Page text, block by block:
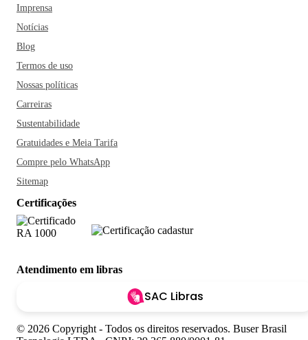
Imprensa
Notícias
Blog
Termos de uso
Nossas políticas
Carreiras
Sustentabilidade
Gratuidades e Meia Tarifa
Compre pelo WhatsApp
Sitemap
Certificações
Atendimento em libras
SAC Libras
© 2026 Copyright - Todos os direitos reservados. Buser Brasil